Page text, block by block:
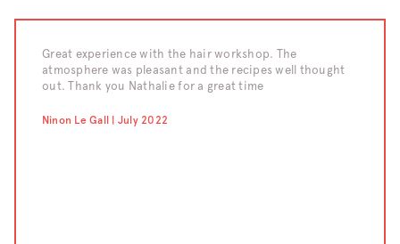
Great experience with the hair workshop. The
atmosphere was pleasant and the recipes well thought
out. Thank you Nathalie for a great time
Ninon Le Gall | July 2022